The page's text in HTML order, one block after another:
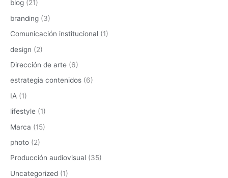
:
blog (21)
branding (3)
Comunicación institucional (1)
design (2)
Dirección de arte (6)
estrategia contenidos (6)
IA (1)
lifestyle (1)
Marca (15)
photo (2)
Producción audiovisual (35)
Uncategorized (1)